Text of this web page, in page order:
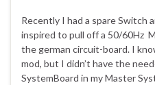
Recently I had a spare Switch
inspired to pull off a 50/60Hz
the german circuit-board. I
mod, but I didn’t have the
SystemBoard in my Master